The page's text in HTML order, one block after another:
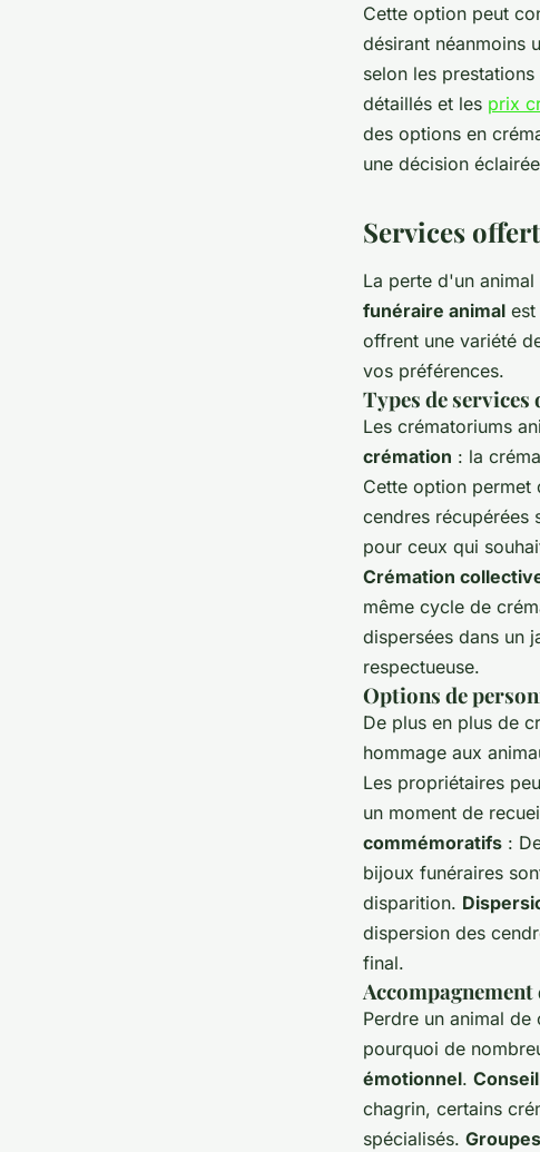
Cette option peut
désirant néanmoins
selon les
détaillés et les prix
des options en
une décision
Services
La perte d'un
funéraire animal
offrent une variété
vos préférences.
Types de
Les crématoriums
crémation : la
Cette option permet
cendres récupérées
pour ceux qui
Crémation
même cycle de
dispersées dans un
respectueuse.
Options de
De plus en plus de
hommage aux
Les propriétaires
un moment de
commémoratifs :
bijoux funéraires
disparition.
dispersion des
final.
Perdre un animal
pourquoi de
émotionnel.
chagrin, certains
spécialisés.